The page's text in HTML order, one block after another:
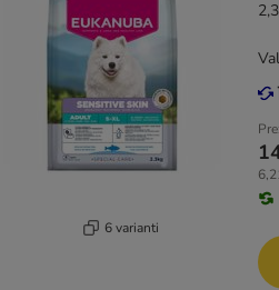
6 varianti